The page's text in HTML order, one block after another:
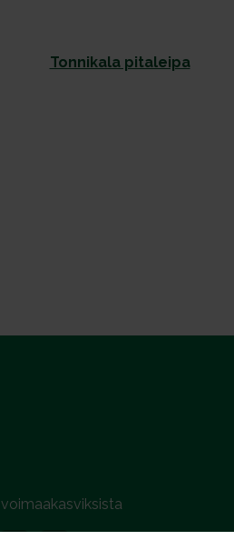
Tonnikala pitaleipa
voimaakasviksista